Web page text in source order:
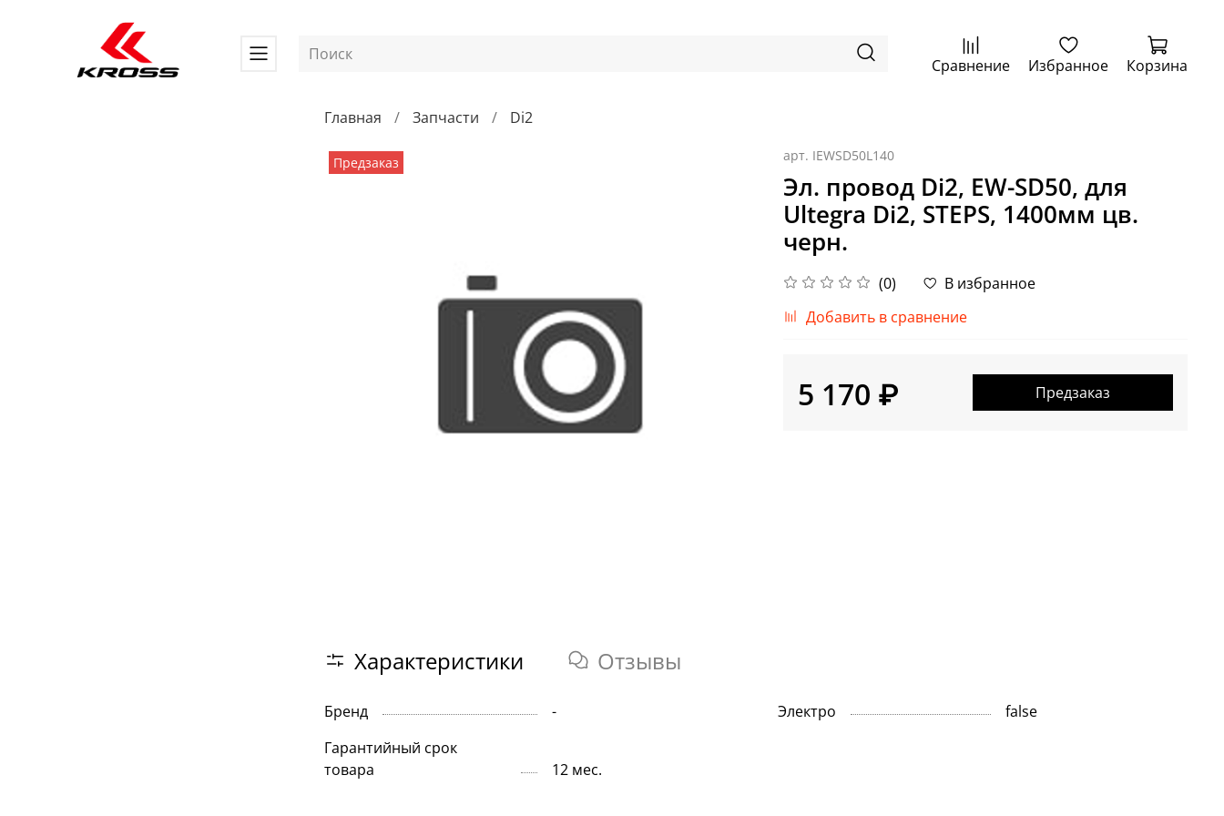
Сравнение Избранное Корзина
Главная Запчасти Di2
Предзаказ арт. IEWSD50L140
Эл. провод Di2, EW-SD50, для
Ultegra Di2, STEPS, 1400мм цв.
черн.
(0)
В избранное
Добавить в сравнение
5 170 ₽ Предзаказ
Характеристики Отзывы
Бренд - Электро
false
Гарантийный срок
товара
12 мес.